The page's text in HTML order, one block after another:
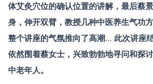
体艾灸穴位的确认位置的讲解，最后蔡
身，伸开双臂，教授几种中医养生气功
整个讲座的气氛推向了高潮… 此次讲座
依然围着蔡女士，兴致勃勃地寻问和探
中老年人。